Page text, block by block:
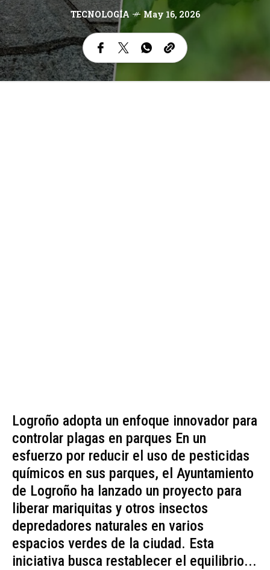
TECNOLOGÍA May 16, 2026
Logroño adopta un enfoque innovador para
controlar plagas en parques En un
esfuerzo por reducir el uso de pesticidas
químicos en sus parques, el Ayuntamiento
de Logroño ha lanzado un proyecto para
liberar mariquitas y otros insectos
depredadores naturales en varios
espacios verdes de la ciudad. Esta
iniciativa busca restablecer el equilibrio...